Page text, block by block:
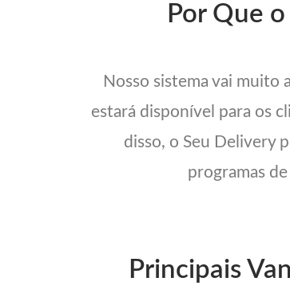
Por Que
Nosso sistema vai
estará disponível para os
disso, o Seu Delivery
programas
Principais